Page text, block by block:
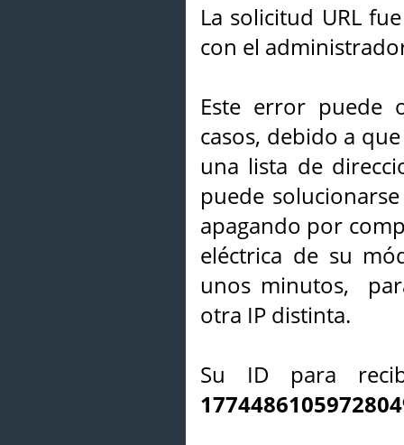
La solicitud URL
con el
Este error puede
casos, debido a
una lista de
puede
apagando por
eléctrica de su
unos minutos,
otra IP distinta.
Su ID para